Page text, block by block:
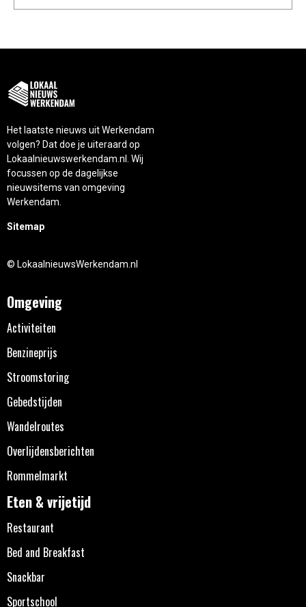
Het laatste nieuws uit Werkendam
volgen? Dat doe je uiteraard op
Lokaalnieuwswerkendam.nl. Wij
focussen op de dagelijkse
nieuwsitems van omgeving
Werkendam.
Sitemap
© LokaalnieuwsWerkendam.nl
Omgeving
Activiteiten
Benzineprijs
Stroomstoring
Gebedstijden
Wandelroutes
Overlijdensberichten
Rommelmarkt
Eten & vrijetijd
Restaurant
Bed and Breakfast
Snackbar
Sportschool